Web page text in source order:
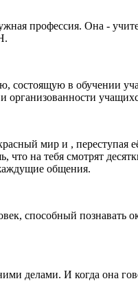
профессия. Она -
состоящую в обучении
организованности
мир и , переступая
на тебя смотрят
общения.
способный
делами. И когда она